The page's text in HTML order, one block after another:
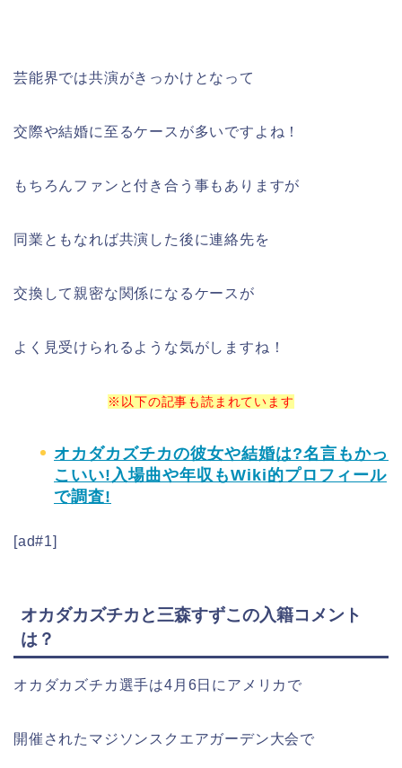
芸能界では共演がきっかけとなって
交際や結婚に至るケースが多いですよね！
もちろんファンと付き合う事もありますが
同業ともなれば共演した後に連絡先を
交換して親密な関係になるケースが
よく見受けられるような気がしますね！
※以下の記事も読まれています
オカダカズチカの彼女や結婚は?名言もかっ
こいい!入場曲や年収もWiki的プロフィール
で調査!
[ad#1]
オカダカズチカと三森すずこの入籍コメント
は？
オカダカズチカ選手は4月6日にアメリカで
開催されたマジソンスクエアガーデン大会で